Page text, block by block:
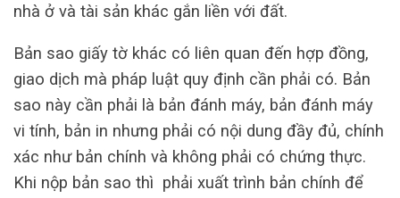
nhà ở và tài sản khác gắn liền với đất.
Bản sao giấy tờ khác có liên quan đến hợp đồng,
giao dịch mà pháp luật quy định cần phải có. Bản
sao này cần phải là bản đánh máy, bản đánh máy
vi tính, bản in nhưng phải có nội dung đầy đủ, chính
xác như bản chính và không phải có chứng thực.
Khi nộp bản sao thì phải xuất trình bản chính để